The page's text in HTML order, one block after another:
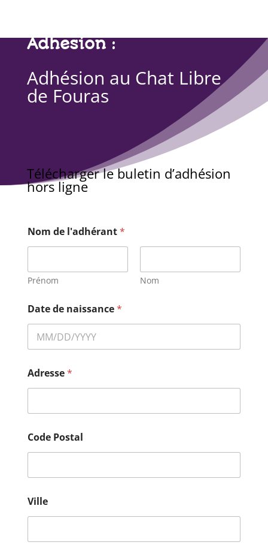
Adhesion :
Adhésion au Chat Libre
de Fouras
Télécharger le buletin d’adhésion
hors ligne
Nom de l'adhérant*
Prénom Nom
Date de naissance*
Adresse*
Code Postal
Ville